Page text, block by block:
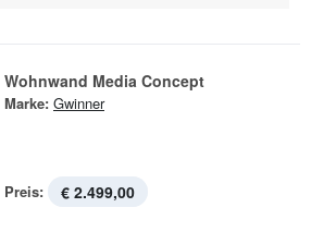
Wohnwand Media Concept
Marke: Gwinner
Preis: € 2.499,00